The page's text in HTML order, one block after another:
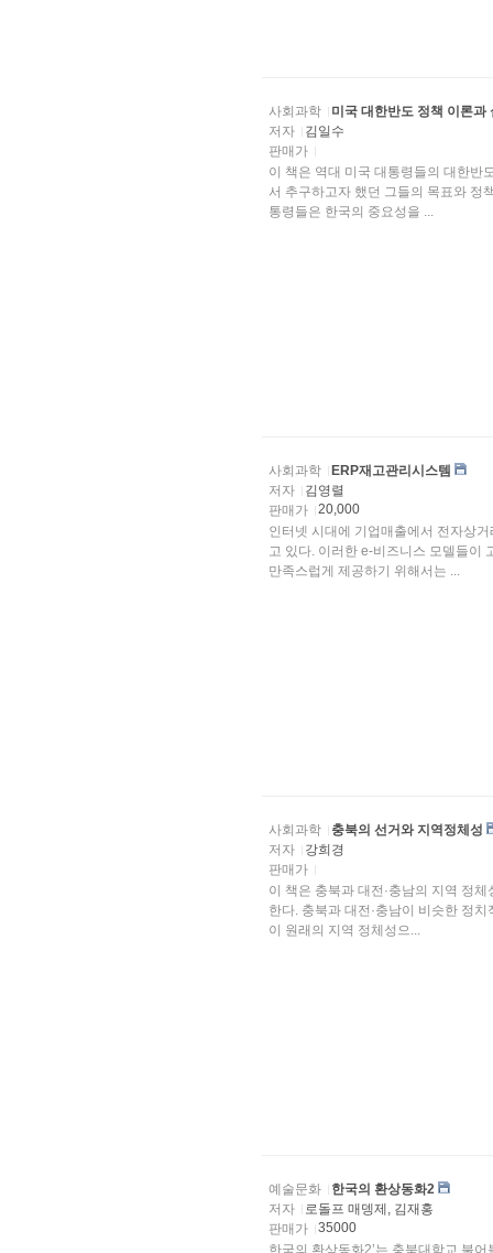
사회과학
미국 대한반도 정책 이론과
저자
김일수
판매가
이 책은 역대 미국 대통령들의 대한반
서 추구하고자 했던 그들의 목표와 정책의 실패 및 성공 등을 검토하는데 목적을 두고 있다. 미국 대
통령들은 한국의 중요성을 ...
사회과학
ERP재고관리시스템
저자
김영렬
판매가
20,000
인터넷 시대에 기업매출에서 전자상
고 있다. 이러한 e-비즈니스 모델들이 고객들에게 불편함을 주지 않고 보다 빠르고 정확한 서비스를
만족스럽게 제공하기 위해서는 ...
사회과학
충북의 선거와 지역정체성
저자
강희경
판매가
이 책은 충북과 대전·충남의 지역 정
한다. 충북과 대전·충남이 비슷한 정
이 원래의 지역 정체성으...
예술문화
한국의 환상동화2
저자
로돌프 매뎅제, 김재홍
판매가
35000
한국의 환상동화2’는 충북대학교 불어